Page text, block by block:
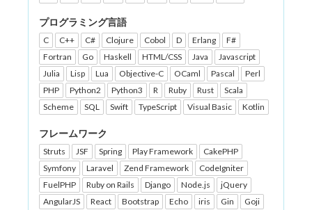
プログラミング言語
C C++ C# Clojure Cobol D Erlang
F#
Fortran
Go Haskell HTML/CSS Java
Javascript
Julia
Lisp Lua Objective-C OCaml Pascal
Perl
PHP
Python2 Python3 R Ruby Rust
Scala
Scheme
SQL Swift TypeScript Visual Basic Kotlin
フレームワーク
Struts JSF Spring Play Framework
CakePHP
Symfony
Laravel Zend Framework
CodeIgniter
FuelPHP
Ruby on Rails Django Node.js
jQuery
AngularJS
React Bootstrap Echo iris Gin
Goji